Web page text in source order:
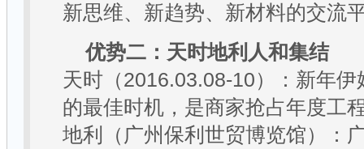
新思维、新趋势、新材料的交流
优势二：天时地利人和集结
天时（2016.03.08-10）：新年
的最佳时机，是商家抢占年度工
地利（广州保利世贸博览馆）：